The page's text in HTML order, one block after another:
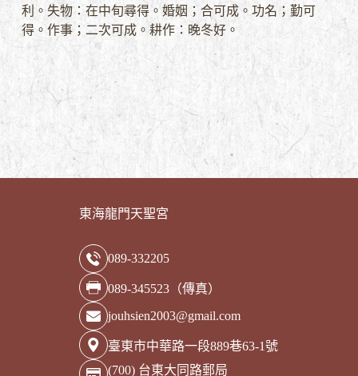
利。失物：在中旬尋得。婚姻；合可成。功名；勤可
得。作事；二次可成。耕作：晚冬好。
東海龍門天聖宮
089-332205
089-345523（傳真）
jouhsien2003@gmail.com
臺東市中華路一段889巷63-1號
(700) 台東大同路郵局